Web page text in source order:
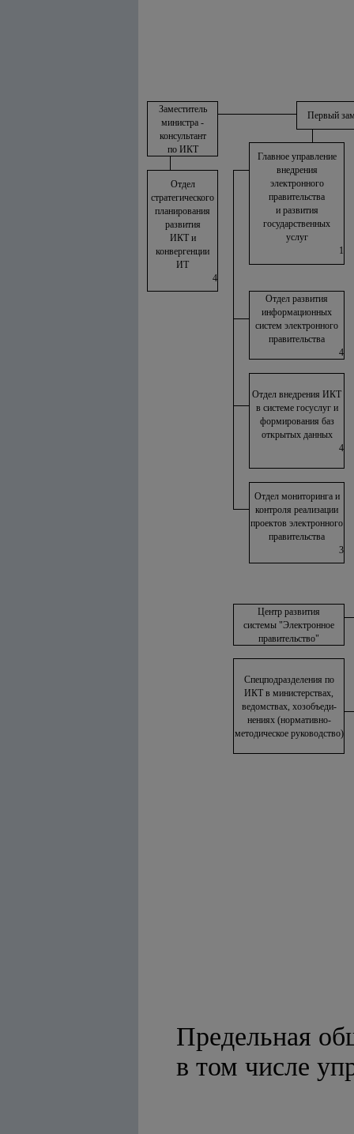
Заместитель
министра -
консультант
по ИКТ
Первый
Главное управление
внедрения
электронного
правительства
и развития
государственных
услуг
1
Отдел
стратегического
планирования
развития
ИКТ и
конвергенции
ИТ
4
Отдел развития
информационных
систем электронного
правительства
4
Отдел внедрения ИКТ
в системе госуслуг и
формирования баз
открытых данных
4
Отдел мониторинга и
контроля реализации
проектов электронного
правительства
3
Центр развития
системы "Электронное
правительство"
Спецподразделения по
ИКТ в министерствах,
ведомствах, хозобъеди-
нениях (нормативно-
методическое руководство)
Предельная
в том числе